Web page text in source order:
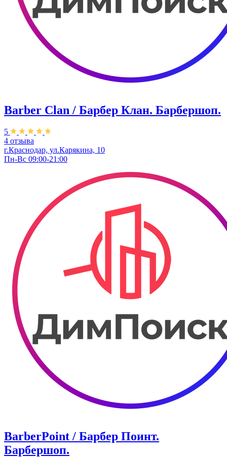
Barber Clan / Барбер Клан. ​Барбершоп.
5
4 отзыва
г.Краснодар, ул.Карякина, 10
Пн-Вс 09:00-21:00
BarberPoint / Барбер Поинт.
Барбершоп.